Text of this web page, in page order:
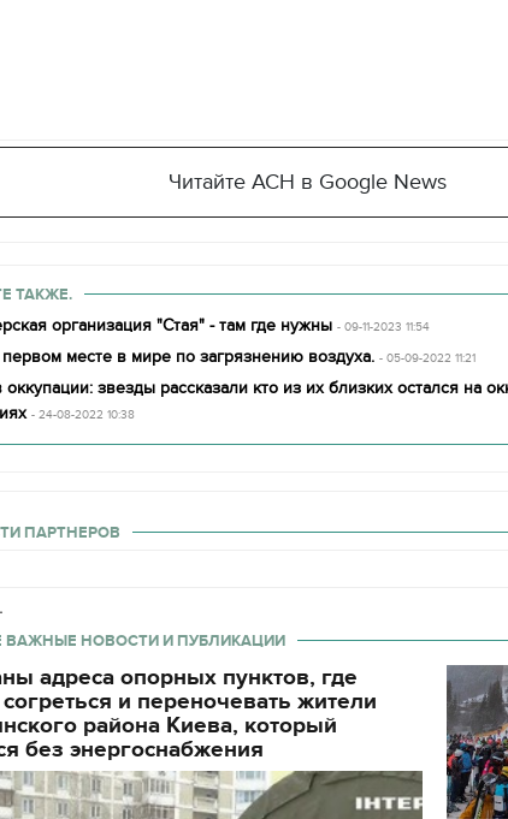
Читайте АСН в Google News
ТАКЖЕ.
организация "Стая" - там где нужны - 09-11-2023 11:54
месте в мире по загрязнению воздуха. - 05-09-2022 11:21
звезды рассказали кто из их близких остался на
- 24-08-2022 10:38
ПАРТНЕРОВ
ВАЖНЫЕ НОВОСТИ И ПУБЛИКАЦИИ
адреса опорных пунктов, где
согреться и переночевать жители
района Киева, который
без энергоснабжения